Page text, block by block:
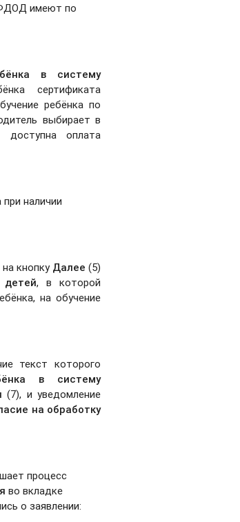
имеют по
в систему
сертификата
ребёнка по
выбирает в
оплата
наличии
кнопку Далее (5)
, в которой
на обучение
текст которого
в систему
(7), и уведомление
на обработку
процесс
во вкладке
о заявлении: